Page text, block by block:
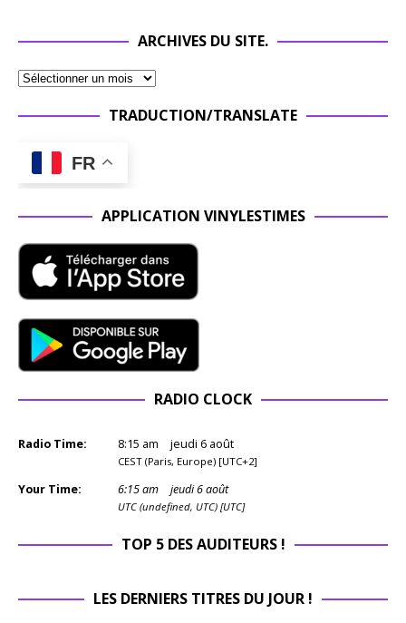
ARCHIVES DU SITE.
TRADUCTION/TRANSLATE
FR
APPLICATION VINYLESTIMES
RADIO CLOCK
Radio Time: 8:15 am jeudi 6 août
CEST (Paris, Europe) [UTC+2]
Your Time: 6:15am jeudi 6 août
UTC (undefined, UTC) [UTC]
TOP 5 DES AUDITEURS !
LES DERNIERS TITRES DU JOUR !